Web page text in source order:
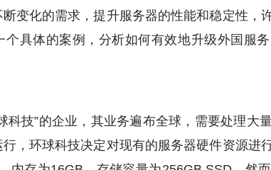
变化的需求，提升服务器的性能和稳定性，
个具体的案例，分析如何有效地升级外国服
科技”的企业，其业务遍布全球，需要处理大
，环球科技决定对现有的服务器硬件资源进